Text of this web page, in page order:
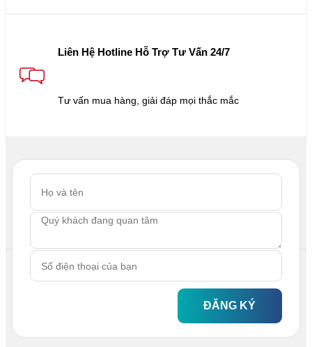
Liên Hệ Hotline Hỗ Trợ Tư Vấn 24/7
Tư vấn mua hàng, giải đáp mọi thắc mắc
ĐĂNG KÝ